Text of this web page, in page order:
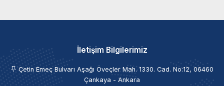
İletişim Bilgilerimiz
Çetin Emeç Bulvarı Aşağı Öveçler Mah. 1330. Cad. No:12, 06460
Çankaya - Ankara